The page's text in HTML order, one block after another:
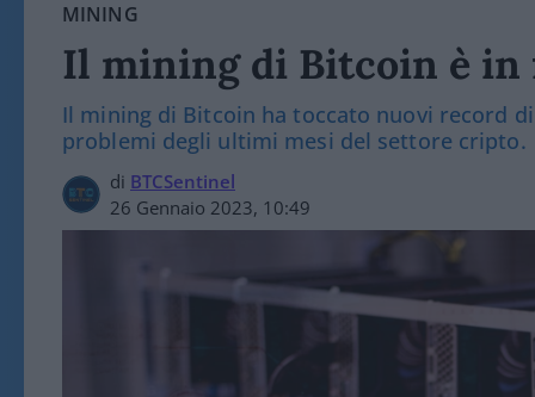
MINING
Il mining di Bitcoin è in
Il mining di Bitcoin ha toccato nuovi record
problemi degli ultimi mesi del settore cripto.
di BTCSentinel
26 Gennaio 2023, 10:49